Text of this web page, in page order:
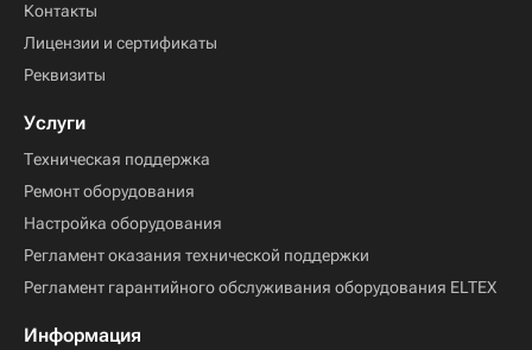
Контакты
Лицензии и сертификаты
Реквизиты
Услуги
Техническая поддержка
Ремонт оборудования
Настройка оборудования
Регламент оказания технической поддержки
Регламент гарантийного обслуживания оборудования ELTEX
Информация